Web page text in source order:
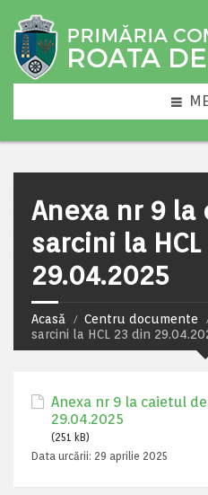
Anexa nr 9
sarcini la
29.04.2025
Acasă Centru documente
sarcini la HCL 23 din
Anexa nr 9 la caietul
29.04.2025
(251 kB)
Data urcării: 29 aprilie 2025